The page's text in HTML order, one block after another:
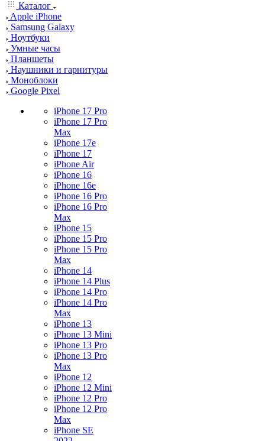
Каталог
Apple iPhone
Samsung Galaxy
Ноутбуки
Умные часы
Планшеты
Наушники и гарнитуры
Моноблоки
Google Pixel
iPhone 17 Pro
iPhone 17 Pro
Max
iPhone 17e
iPhone 17
iPhone Air
iPhone 16
iPhone 16e
iPhone 16 Pro
iPhone 16 Pro
Max
iPhone 15
iPhone 15 Pro
iPhone 15 Pro
Max
iPhone 14
iPhone 14 Plus
iPhone 14 Pro
iPhone 14 Pro
Max
iPhone 13
iPhone 13 Mini
iPhone 13 Pro
iPhone 13 Pro
Max
iPhone 12
iPhone 12 Mini
iPhone 12 Pro
iPhone 12 Pro
Max
iPhone SE